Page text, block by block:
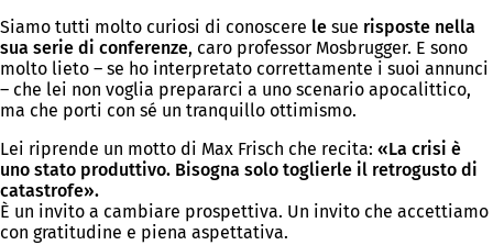
Siamo tutti molto curiosi di conoscere le sue risposte nella
sua serie di conferenze, caro professor Mosbrugger. E sono
molto lieto – se ho interpretato correttamente i suoi annunci
– che lei non voglia prepararci a uno scenario apocalittico,
ma che porti con sé un tranquillo ottimismo.
Lei riprende un motto di Max Frisch che recita: «La crisi è
uno stato produttivo. Bisogna solo toglierle il retrogusto di
catastrofe».
È un invito a cambiare prospettiva. Un invito che accettiamo
con gratitudine e piena aspettativa.